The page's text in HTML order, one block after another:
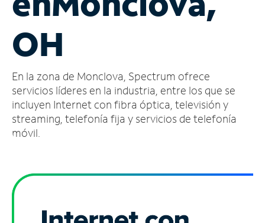
cuenta
Encuentra
tienda
OH
En la zona de Monclova, Spectrum ofrece
servicios líderes en la industria, entre los que se
incluyen Internet con fibra óptica, televisión y
streaming, telefonía fija y servicios de telefonía
móvil.